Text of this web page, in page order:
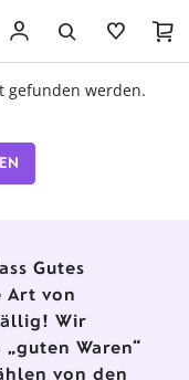
gefunden werden.
Gutes
Art von
Wir
Waren“
von den